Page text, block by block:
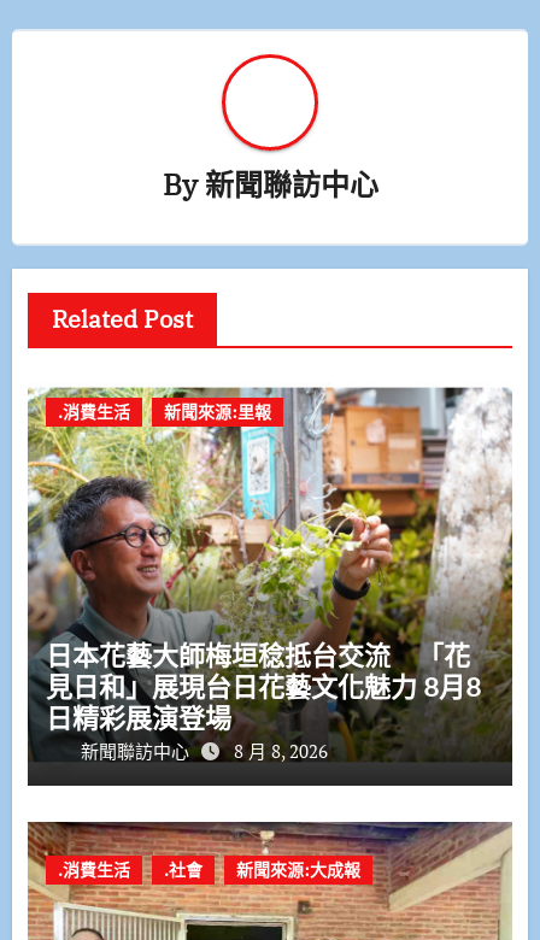
By新聞聯訪中心
Related Post
.消費生活 新聞來源:里報
日本花藝大師梅垣稔抵台交流 「花
見日和」展現台日花藝文化魅力 8月8
日精彩展演登場
新聞聯訪中心 8 月 8, 2026
.消費生活 .社會 新聞來源:大成報